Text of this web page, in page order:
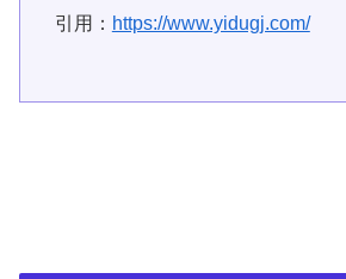
引用： https://www.yidugj.com/